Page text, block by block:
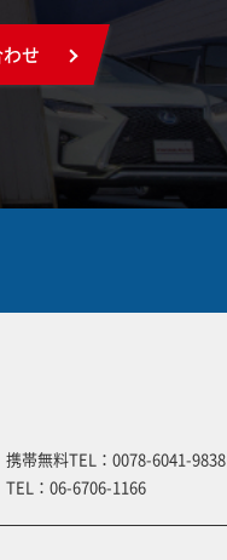
せ
携帯無料TEL： 0078-6041-9838
TEL： 06-6706-1166